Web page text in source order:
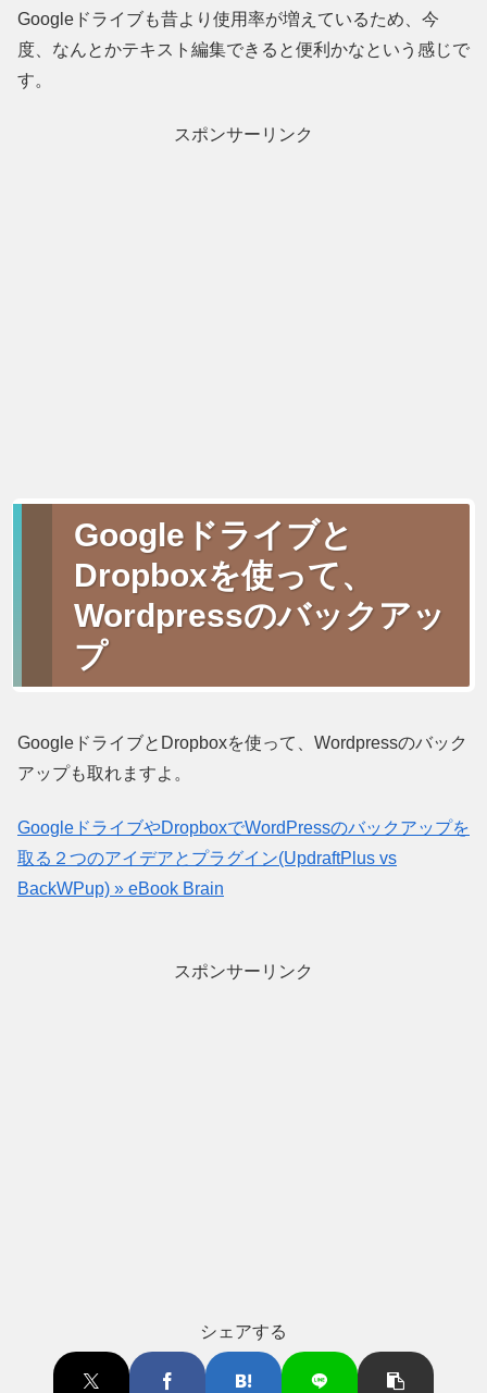
Googleドライブも昔より使用率が増えているため、今
度、なんとかテキスト編集できると便利かなという感じで
す。
スポンサーリンク
Googleドライブと
Dropboxを使って、
Wordpressのバックアッ
プ
GoogleドライブとDropboxを使って、Wordpressのバック
アップも取れますよ。
GoogleドライブやDropboxでWordPressのバックアップを
取る２つのアイデアとプラグイン(UpdraftPlus vs
BackWPup) » eBook Brain
スポンサーリンク
シェアする